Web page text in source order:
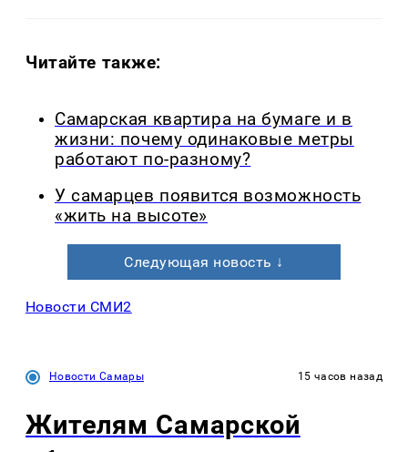
Читайте также:
Самарская квартира на бумаге и в
жизни: почему одинаковые метры
работают по-разному?
У самарцев появится возможность
«жить на высоте»
Следующая новость ↓
Новости СМИ2
Новости Самары 15 часов назад
Жителям Самарской